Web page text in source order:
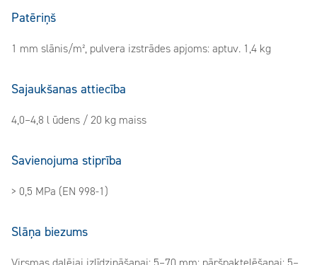
Patēriņš
1 mm slānis/m², pulvera izstrādes apjoms: aptuv. 1,4 kg
Sajaukšanas attiecība
4,0–4,8 l ūdens / 20 kg maiss
Savienojuma stiprība
> 0,5 MPa (EN 998-1)
Slāņa biezums